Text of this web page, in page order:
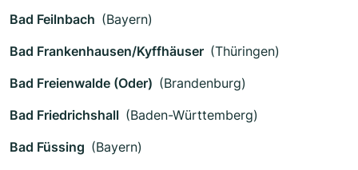
Bad Feilnbach (Bayern)
Bad Frankenhausen/Kyffhäuser (Thüringen)
Bad Freienwalde (Oder) (Brandenburg)
Bad Friedrichshall (Baden-Württemberg)
Bad Füssing (Bayern)